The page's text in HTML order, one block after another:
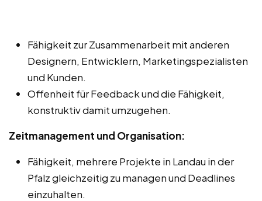
Fähigkeit zur Zusammenarbeit mit anderen
Designern, Entwicklern, Marketingspezialisten
und Kunden.
Offenheit für Feedback und die Fähigkeit,
konstruktiv damit umzugehen.
Zeitmanagement und Organisation:
Fähigkeit, mehrere Projekte in Landau in der
Pfalz gleichzeitig zu managen und Deadlines
einzuhalten.